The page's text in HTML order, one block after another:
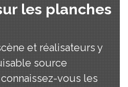
les planches
et réalisateurs y
source
connaissez-vous les